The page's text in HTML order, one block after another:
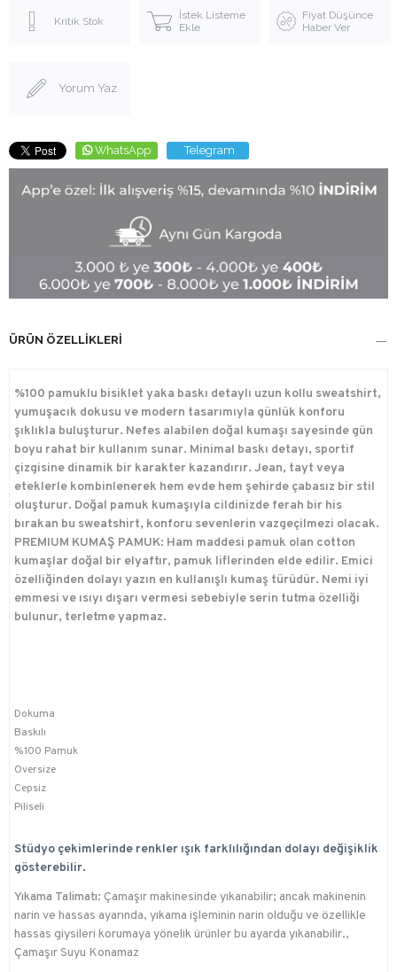
Kritik Stok
İstek Listeme
Ekle
Fiyat Düşünce
Haber Ver
Yorum Yaz
WhatsApp Telegram
ÜRÜN ÖZELLIKLERI
%100 pamuklu bisiklet yaka baskı detaylı uzun kollu sweatshirt,
yumuşacık dokusu ve modern tasarımıyla günlük konforu
şıklıkla buluşturur. Nefes alabilen doğal kumaşı sayesinde gün
boyu rahat bir kullanım sunar. Minimal baskı detayı, sportif
çizgisine dinamik bir karakter kazandırır. Jean, tayt veya
eteklerle kombinlenerek hem evde hem şehirde çabasız bir stil
oluşturur. Doğal pamuk kumaşıyla cildinizde ferah bir his
bırakan bu sweatshirt, konforu sevenlerin vazgeçilmezi olacak.
PREMIUM KUMAŞ PAMUK: Ham maddesi pamuk olan cotton
kumaşlar doğal bir elyaftır, pamuk liflerinden elde edilir. Emici
özelliğinden dolayı yazın en kullanışlı kumaş türüdür. Nemi iyi
emmesi ve ısıyı dışarı vermesi sebebiyle serin tutma özelliği
bulunur, terletme yapmaz.
Dokuma
Baskılı
%100 Pamuk
Oversize
Cepsiz
Piliseli
Stüdyo çekimlerinde renkler ışık farklılığından dolayı değişiklik
gösterebilir.
Yıkama Talimatı: Çamaşır makinesinde yıkanabilir; ancak makinenin
narin ve hassas ayarında, yıkama işleminin narin olduğu ve özellikle
hassas giysileri korumaya yönelik ürünler bu ayarda yıkanabilir.,
Çamaşır Suyu Konamaz